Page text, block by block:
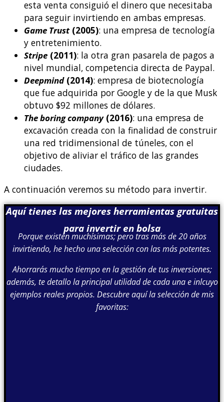
esta venta consiguió el dinero que necesitaba
para seguir invirtiendo en ambas empresas.
Game Trust(2005): una empresa de tecnología
y entretenimiento.
Stripe (2011): la otra gran pasarela de pagos a
nivel mundial, competencia directa de Paypal.
Deepmind(2014): empresa de biotecnología
que fue adquirida por Google y de la que Musk
obtuvo $92 millones de dólares.
The boring company(2016): una empresa de
excavación creada con la finalidad de construir
una red tridimensional de túneles, con el
objetivo de aliviar el tráfico de las grandes
ciudades.
A continuación veremos su método para invertir.
Aquí tienes las mejores herramientas gratuitas
para invertir en bolsa
Porque existen muchísimas; pero tras más de 20 años
invirtiendo, he hecho una selección con las más potentes.
Ahorrarás mucho tiempo en la gestión de tus inversiones;
además, te detallo la principal utilidad de cada una e inlcuyo
ejemplos reales propios. Descubre aquí la selección de mis
favoritas: